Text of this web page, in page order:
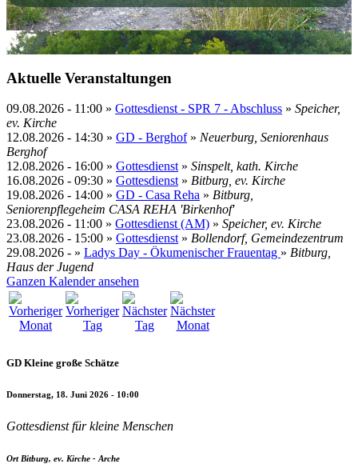
Aktuelle Veranstaltungen
09.08.2026 - 11:00 » Gottesdienst - SPR 7 - Abschluss » Speicher,
ev. Kirche
12.08.2026 - 14:30 » GD - Berghof» Neuerburg, Seniorenhaus
Berghof
12.08.2026 - 16:00 » Gottesdienst» Sinspelt, kath. Kirche
16.08.2026 - 09:30 » Gottesdienst» Bitburg, ev. Kirche
19.08.2026 - 14:00 » GD - Casa Reha » Bitburg,
Seniorenpflegeheim CASA REHA 'Birkenhof'
23.08.2026 - 11:00 » Gottesdienst (AM) » Speicher, ev. Kirche
23.08.2026 - 15:00 » Gottesdienst» Bollendorf, Gemeindezentrum
29.08.2026 - » Ladys Day - Ökumenischer Frauentag » Bitburg,
Haus der Jugend
Ganzen Kalender ansehen
GD Kleine große Schätze
Donnerstag, 18. Juni 2026 - 10:00
Gottesdienst für kleine Menschen
Ort Bitburg, ev. Kirche - Arche